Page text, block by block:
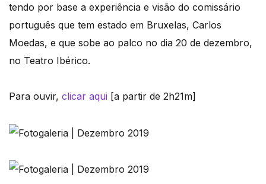
tendo por base a experiência e visão do comissário
português que tem estado em Bruxelas, Carlos
Moedas, e que sobe ao palco no dia 20 de dezembro,
no Teatro Ibérico.
Para ouvir, clicar aqui [a partir de 2h21m]